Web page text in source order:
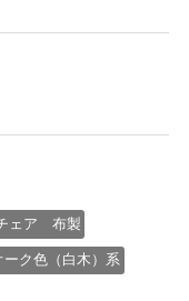
ェア 布製
ク色（白木）系